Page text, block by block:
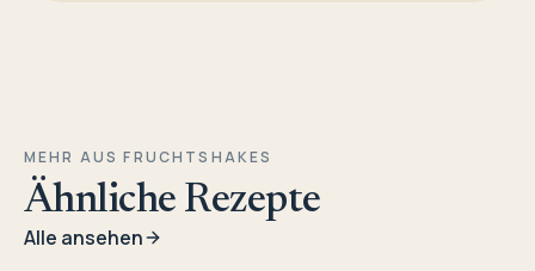
MEHR AUS FRUCHTSHAKES
Ähnliche Rezepte
Alle ansehen